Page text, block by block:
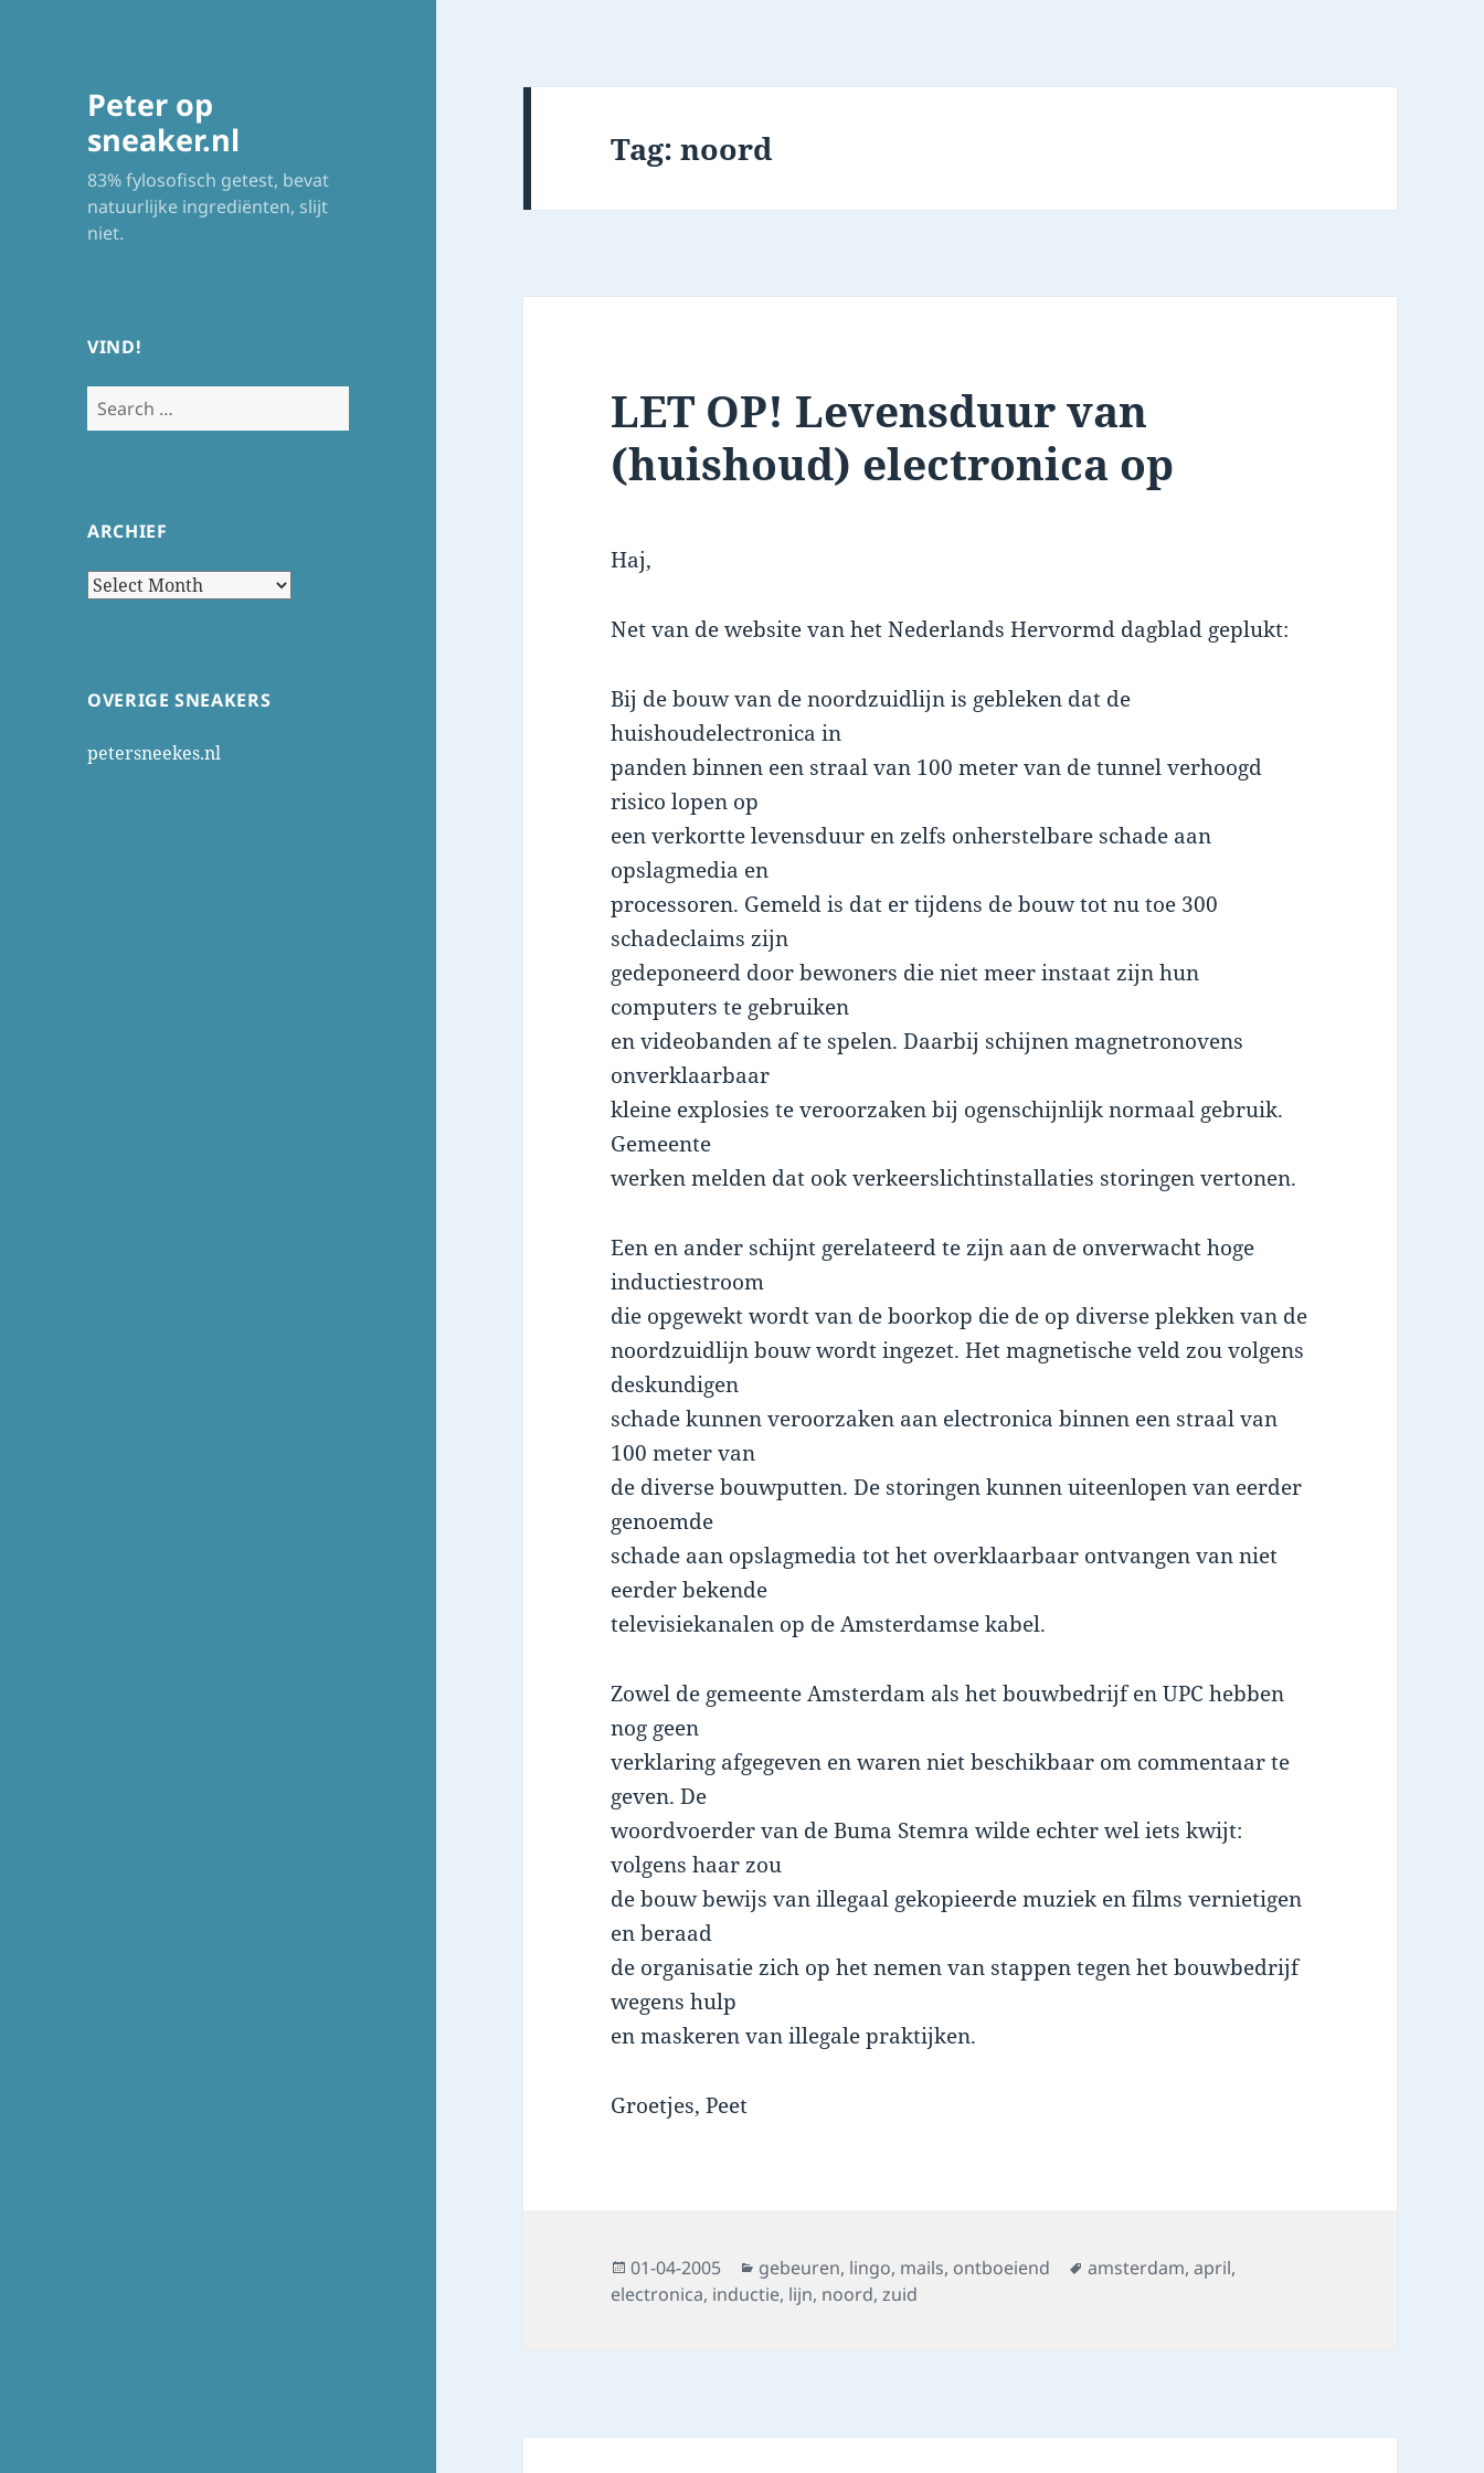
Peter op
sneaker.nl
83% fylosofisch getest, bevat
natuurlijke ingrediënten, slijt
niet.
VIND!
Search
for:
ARCHIEF
Archief
OVERIGE SNEAKERS
petersneekes.nl
Tag:noord
LET OP! Levensduur van
(huishoud) electronica op
Haj,
Net van de website van het Nederlands Hervormd dagblad geplukt:
Bij de bouw van de noordzuidlijn is gebleken dat de
huishoudelectronica in
panden binnen een straal van 100 meter van de tunnel verhoogd
risico lopen op
een verkortte levensduur en zelfs onherstelbare schade aan
opslagmedia en
processoren. Gemeld is dat er tijdens de bouw tot nu toe 300
schadeclaims zijn
gedeponeerd door bewoners die niet meer instaat zijn hun
computers te gebruiken
en videobanden af te spelen. Daarbij schijnen magnetronovens
onverklaarbaar
kleine explosies te veroorzaken bij ogenschijnlijk normaal gebruik.
Gemeente
werken melden dat ook verkeerslichtinstallaties storingen vertonen.
Een en ander schijnt gerelateerd te zijn aan de onverwacht hoge
inductiestroom
die opgewekt wordt van de boorkop die de op diverse plekken van de
noordzuidlijn bouw wordt ingezet. Het magnetische veld zou volgens
deskundigen
schade kunnen veroorzaken aan electronica binnen een straal van
100 meter van
de diverse bouwputten. De storingen kunnen uiteenlopen van eerder
genoemde
schade aan opslagmedia tot het overklaarbaar ontvangen van niet
eerder bekende
televisiekanalen op de Amsterdamse kabel.
Zowel de gemeente Amsterdam als het bouwbedrijf en UPC hebben
nog geen
verklaring afgegeven en waren niet beschikbaar om commentaar te
geven. De
woordvoerder van de Buma Stemra wilde echter wel iets kwijt:
volgens haar zou
de bouw bewijs van illegaal gekopieerde muziek en films vernietigen
en beraad
de organisatie zich op het nemen van stappen tegen het bouwbedrijf
wegens hulp
en maskeren van illegale praktijken.
Groetjes, Peet
Posted
on
01-04-2005 Categories
gebeuren, lingo, mails, ontboeiend Tags
amsterdam,april,
electronica, inductie, lijn, noord,zuid